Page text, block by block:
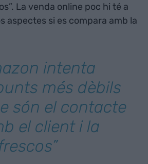
La venda online poc hi té a
aspectes si es compara amb la
intenta
més dèbils
són el contacte
el client i la